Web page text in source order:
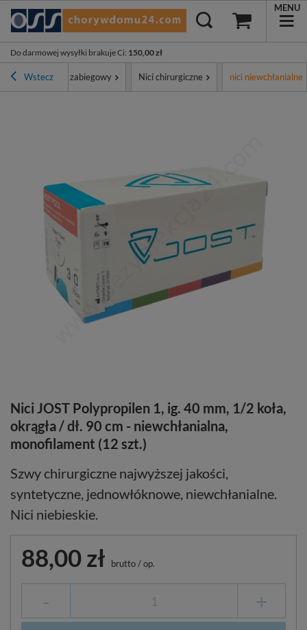
Do darmowej wysyłki brakuje Ci: 150,00 zł
MENU
WsteczSprzęt zabiegowy Nici chirurgiczne nici niewchłanialne
Nici JOST Polypropilen 1, ig. 40 mm, 1/2 koła,
okrągła / dł. 90 cm - niewchłanialna,
monofilament (12 szt.)
Szwy chirurgiczne najwyższej jakości,
syntetyczne, jednowłóknowe, niewchłanialne.
Nici niebieskie.
88,00 zł brutto/op.
- +